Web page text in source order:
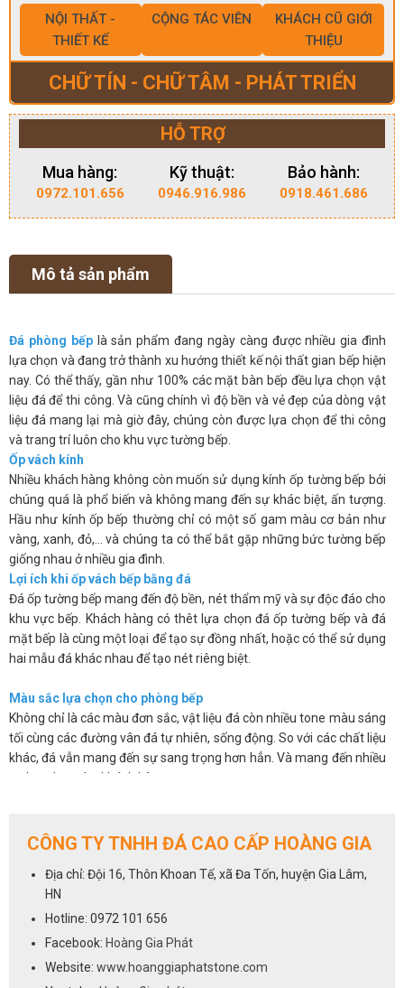
NỘI THẤT -
THIẾT KẾ
CỘNG TÁC VIÊN
KHÁCH CŨ GIỚI
THIỆU
CHỮ TÍN - CHỮ TÂM - PHÁT TRIỂN
HỖ TRỢ
Mua hàng:
0972.101.656
Kỹ thuật:
0946.916.986
Bảo hành:
0918.461.686
Mô tả sản phẩm
Đá phòng bếplà sản phẩm đang ngày càng được nhiều gia đình
lựa chọn và đang trở thành xu hướng thiết kế nội thất gian bếp hiện
nay. Có thể thấy, gần như 100% các mặt bàn bếp đều lựa chọn vật
liệu đá để thi công. Và cũng chính vì độ bền và vẻ đẹp của dòng vật
liệu đá mang lại mà giờ đây, chúng còn được lựa chọn để thi công
và trang trí luôn cho khu vực tường bếp.
Ốp vách kính
Nhiều khách hàng không còn muốn sử dụng kính ốp tường bếp bởi
chúng quá là phổ biến và không mang đến sự khác biệt, ấn tượng.
Hầu như kính ốp bếp thường chỉ có một số gam màu cơ bản như
vàng, xanh, đỏ,… và chúng ta có thể bắt gặp những bức tường bếp
giống nhau ở nhiều gia đình.
Lợi ích khi ốp vách bếp bằng đá
Đá ốp tường bếp mang đến độ bền, nét thẩm mỹ và sự độc đáo cho
khu vực bếp. Khách hàng có thêt lựa chọn đá ốp tường bếp và đá
mặt bếp là cùng một loại để tạo sự đồng nhất, hoặc có thể sử dụng
hai mẫu đá khác nhau để tạo nét riêng biệt.
Màu sắc lựa chọn cho phòng bếp
Không chỉ là các màu đơn sắc, vật liệu đá còn nhiều tone màu sáng
tối cùng các đường vân đá tự nhiên, sống động. So với các chất liệu
khác, đá vẫn mang đến sự sang trọng hơn hẳn. Và mang đến nhiều
sự lựa chọn cho khách hàng.
giúp bạn sẽ dễ dàng vệ sinh và luôn mang lại sự sạch sẽ.
bếp. Chúng khắc phục được những hạn chế về mẫu mã, màu sắc lại
vừa mang đến vẻ sang trọng và độ bền cho sản phẩm.
Cách lựa chọn đá cho phòng bếp
tất cả các dòng đá sử dụng để ốp mặt bếp đều có thể dùng cho vị trí
CÔNG TY TNHH ĐÁ CAO CẤP HOÀNG GIA
Địa chỉ: Đội 16, Thôn Khoan Tế, xã Đa Tốn, huyện Gia Lâm,
HN
Hotline: 0972 101 656
Facebook: Hoàng Gia Phát
Website: www.hoanggiaphatstone.com